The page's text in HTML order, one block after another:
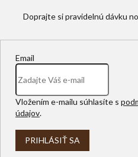
Email
Vložením e-mailu súhlasíte s
údajov.
PRIHLÁSIŤ SA